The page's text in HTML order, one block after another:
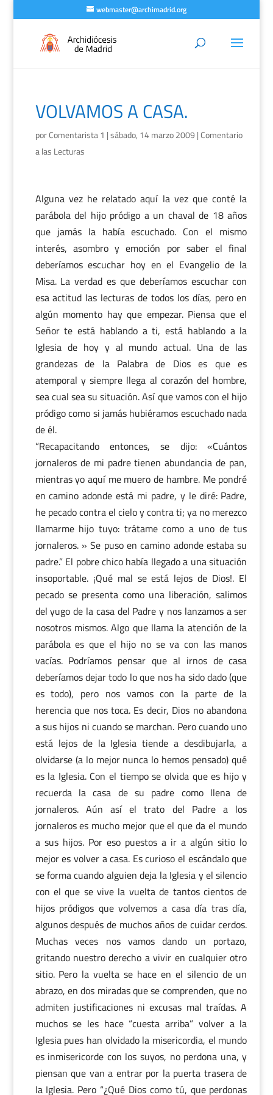
webmaster@archimadrid.org
VOLVAMOS A CASA.
porComentarista 1 |sábado, 14 marzo 2009 |Comentario
a las Lecturas
Alguna vez he relatado aquí la vez que conté la
parábola del hijo pródigo a un chaval de 18 años
que jamás la había escuchado. Con el mismo
interés, asombro y emoción por saber el final
deberíamos escuchar hoy en el Evangelio de la
Misa. La verdad es que deberíamos escuchar con
esa actitud las lecturas de todos los días, pero en
algún momento hay que empezar. Piensa que el
Señor te está hablando a ti, está hablando a la
Iglesia de hoy y al mundo actual. Una de las
grandezas de la Palabra de Dios es que es
atemporal y siempre llega al corazón del hombre,
sea cual sea su situación. Así que vamos con el hijo
pródigo como si jamás hubiéramos escuchado nada
de él.
“Recapacitando entonces, se dijo: «Cuántos
jornaleros de mi padre tienen abundancia de pan,
mientras yo aquí me muero de hambre. Me pondré
en camino adonde está mi padre, y le diré: Padre,
he pecado contra el cielo y contra ti; ya no merezco
llamarme hijo tuyo: trátame como a uno de tus
jornaleros. » Se puso en camino adonde estaba su
padre.” El pobre chico había llegado a una situación
insoportable. ¡Qué mal se está lejos de Dios!. El
pecado se presenta como una liberación, salimos
del yugo de la casa del Padre y nos lanzamos a ser
nosotros mismos. Algo que llama la atención de la
parábola es que el hijo no se va con las manos
vacías. Podríamos pensar que al irnos de casa
deberíamos dejar todo lo que nos ha sido dado (que
es todo), pero nos vamos con la parte de la
herencia que nos toca. Es decir, Dios no abandona
a sus hijos ni cuando se marchan. Pero cuando uno
está lejos de la Iglesia tiende a desdibujarla, a
olvidarse (a lo mejor nunca lo hemos pensado) qué
es la Iglesia. Con el tiempo se olvida que es hijo y
recuerda la casa de su padre como llena de
jornaleros. Aún así el trato del Padre a los
jornaleros es mucho mejor que el que da el mundo
a sus hijos. Por eso puestos a ir a algún sitio lo
mejor es volver a casa. Es curioso el escándalo que
se forma cuando alguien deja la Iglesia y el silencio
con el que se vive la vuelta de tantos cientos de
hijos pródigos que volvemos a casa día tras día,
algunos después de muchos años de cuidar cerdos.
Muchas veces nos vamos dando un portazo,
gritando nuestro derecho a vivir en cualquier otro
sitio. Pero la vuelta se hace en el silencio de un
abrazo, en dos miradas que se comprenden, que no
admiten justificaciones ni excusas mal traídas. A
muchos se les hace “cuesta arriba” volver a la
Iglesia pues han olvidado la misericordia, el mundo
es inmisericorde con los suyos, no perdona una, y
piensan que van a entrar por la puerta trasera de
la Iglesia. Pero “¿Qué Dios como tú, que perdonas